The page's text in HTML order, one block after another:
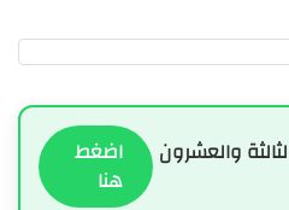
والعشرون
اضغط
هنا